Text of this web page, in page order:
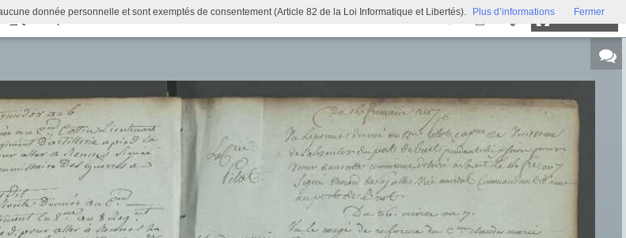
donnée personnelle et sont exemptés de consentement (Article 82 de la Loi Informatique et Libertés). Plus d’informations Fermer
Mentions légales
I_QUI 12) Plein écran